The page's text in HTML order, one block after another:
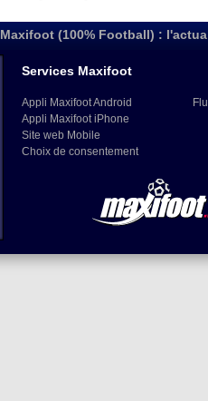
Maxifoot (100% Football) :
Services Maxifoot
Appli Maxifoot Android
Appli Maxifoot iPhone
Site web Mobile
Choix de consentement